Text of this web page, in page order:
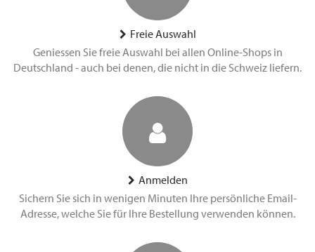
Freie Auswahl
Geniessen Sie freie Auswahl bei allen Online-Shops in
Deutschland - auch bei denen, die nicht in die Schweiz liefern.
Anmelden
Sichern Sie sich in wenigen Minuten Ihre persönliche Email-
Adresse, welche Sie für Ihre Bestellung verwenden können.